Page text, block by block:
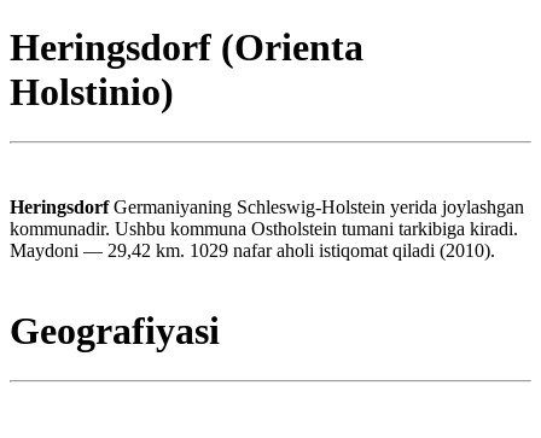
Heringsdorf (Orienta
Holstinio)
HeringsdorfGermaniyaning Schleswig-Holstein yerida joylashgan
kommunadir. Ushbu kommuna Ostholstein tumani tarkibiga kiradi.
Maydoni — 29,42 km. 1029 nafar aholi istiqomat qiladi (2010).
Geografiyasi